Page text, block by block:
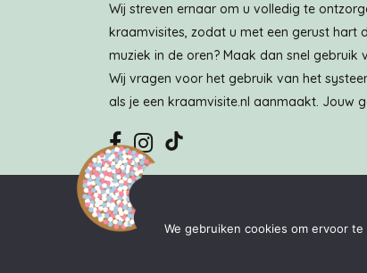
Wij streven ernaar om u volledig te
kraamvisites, zodat u met een gerust hart
muziek in de oren? Maak dan snel gebruik
Wij vragen voor het gebruik van het
als je een kraamvisite.nl aanmaakt. Jouw
Copyright Kraamvisite.nl |
We gebruiken cookies om ervoor